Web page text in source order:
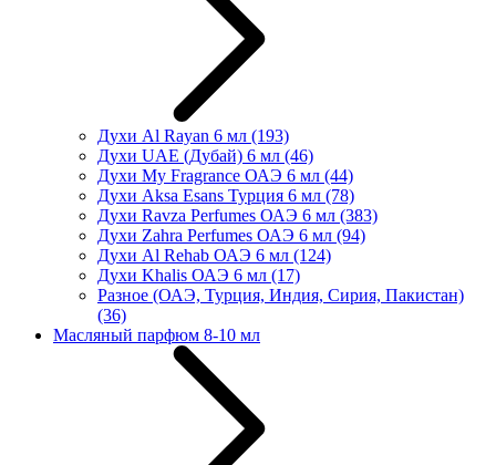
Духи Al Rayan 6 мл (193)
Духи UAE (Дубай) 6 мл (46)
Духи My Fragrance ОАЭ 6 мл (44)
Духи Aksa Esans Турция 6 мл (78)
Духи Ravza Perfumes ОАЭ 6 мл (383)
Духи Zahra Perfumes ОАЭ 6 мл (94)
Духи Al Rehab ОАЭ 6 мл (124)
Духи Khalis ОАЭ 6 мл (17)
Разное (ОАЭ, Турция, Индия, Сирия, Пакистан)
(36)
Масляный парфюм 8-10 мл